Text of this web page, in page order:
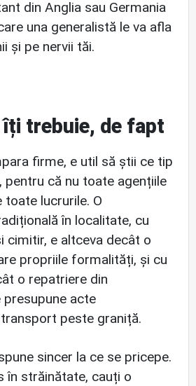
din Anglia sau Germania
una generalistă le va afla
și pe nervii tăi.
trebuie, de fapt
firme, e util să știi ce tip
pentru că nu toate agențiile
lucrurile. O
în localitate, cu
cimitir, e altceva decât o
propriile formalități, și cu
o repatriere din
acte
peste graniță.
sincer la ce se pricepe.
în străinătate, cauți o